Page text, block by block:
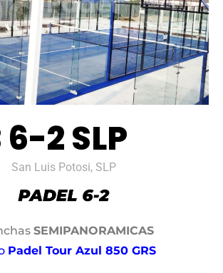
6-2 SLP
San Luis Potosi, SLP
SEMIPANORAMICAS
Padel Tour Azul 850 GRS